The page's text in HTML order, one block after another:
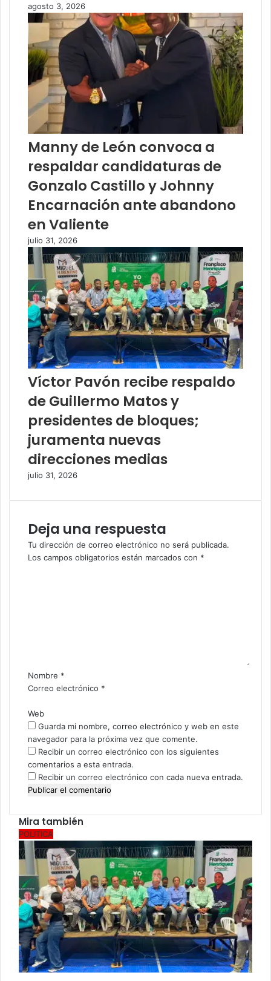
agosto 3, 2026
Manny de León convoca a
respaldar candidaturas de
Gonzalo Castillo y Johnny
Encarnación ante abandono
en Valiente
julio 31, 2026
Víctor Pavón recibe respaldo
de Guillermo Matos y
presidentes de bloques;
juramenta nuevas
direcciones medias
julio 31, 2026
Deja una respuesta
Tu dirección de correo electrónico no será publicada.
Los campos obligatorios están marcados con *
i
o
Nombre *
Correo electrónico *
Web
Guarda mi nombre, correo electrónico y web en este
navegador para la próxima vez que comente.
Recibir un correo electrónico con los siguientes
comentarios a esta entrada.
Recibir un correo electrónico con cada nueva entrada.
Mira también
Cerrar
POLITICA